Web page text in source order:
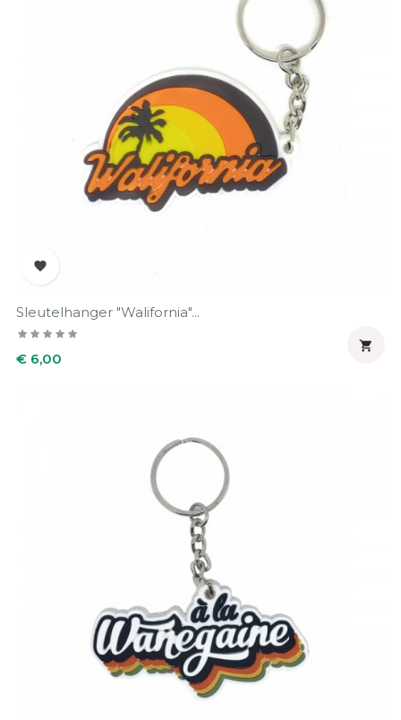

Sleutelhanger "Walifornia"...
Prijs
€ 6,00
